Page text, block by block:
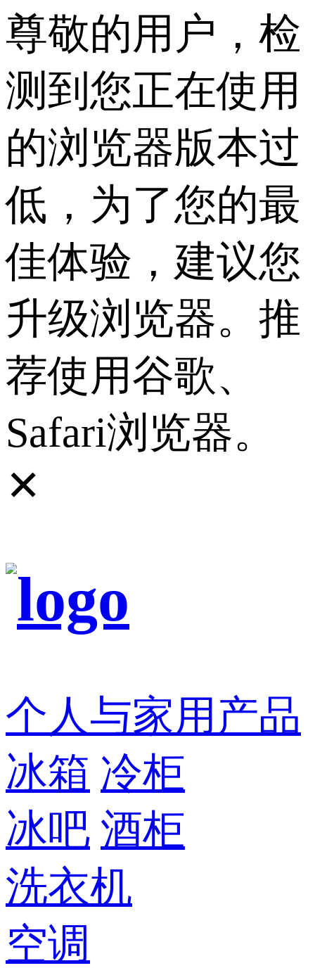
尊敬的用户，检
测到您正在使用
的浏览器版本过
低，为了您的最
佳体验，建议您
升级浏览器。推
荐使用谷歌、
Safari浏览器。
✕
个人与家用产品
冰箱 冷柜
冰吧 酒柜
洗衣机
空调